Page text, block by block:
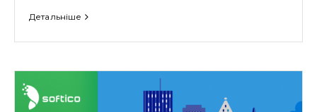
Детальніше